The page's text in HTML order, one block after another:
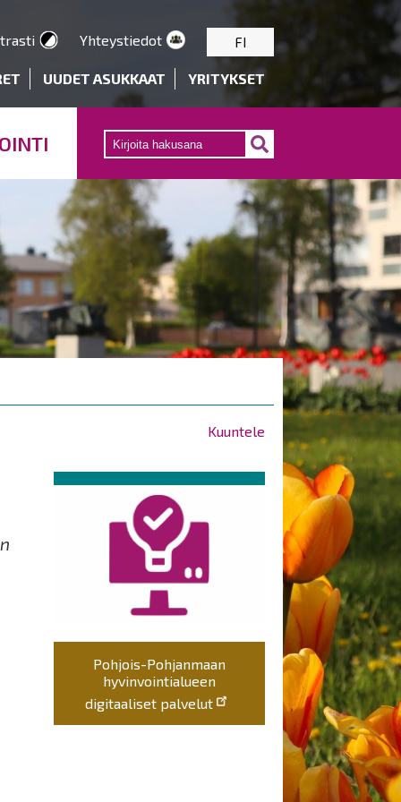
Yhteystiedot FI
UUDET ASUKKAAT YRITYKSET
Kuuntele
Pohjois-Pohjanmaan
hyvinvointialueen
digitaaliset palvelut